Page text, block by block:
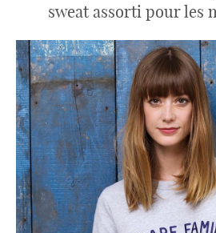
sweat assorti pour les